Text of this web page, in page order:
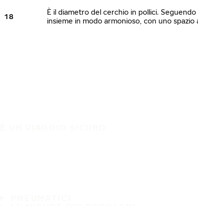
18
È il diametro del cerchio in pollici.
insieme in modo armonioso, con uno